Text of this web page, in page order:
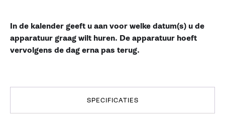
In de kalender geeft u aan voor welke datum(s) u de
apparatuur graag wilt huren. De apparatuur hoeft
vervolgens de dag erna pas terug.
SPECIFICATIES